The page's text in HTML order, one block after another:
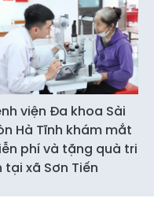
viện Đa khoa Sài
Hà Tĩnh khám mắt
phí và tặng quà tri
tại xã Sơn Tiến